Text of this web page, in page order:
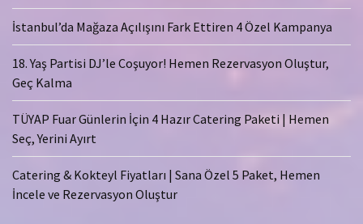
İstanbul’da Mağaza Açılışını Fark Ettiren 4 Özel Kampanya
18. Yaş Partisi DJ’le Coşuyor! Hemen Rezervasyon Oluştur,
Geç Kalma
TÜYAP Fuar Günlerin İçin 4 Hazır Catering Paketi | Hemen
Seç, Yerini Ayırt
Catering & Kokteyl Fiyatları | Sana Özel 5 Paket, Hemen
İncele ve Rezervasyon Oluştur